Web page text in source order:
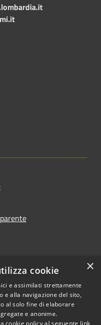
Copyright © 2026 • Comune di
×
cookie
e assimilati strettamente
e alla navigazione del sito,
al solo fine di elaborare
e anonime.
cookie policy al seguente link